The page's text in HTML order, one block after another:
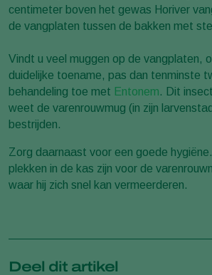
centimeter boven het gewas Horiver
de vangplaten tussen de bakken met
Vindt u veel muggen op de vangplaten,
duidelijke toename, pas dan tenminste
behandeling toe met Entonem. Dit
weet de varenrouwmug (in zijn
bestrijden.
Zorg daarnaast voor een goede
plekken in de kas zijn voor de
waar hij zich snel kan vermeerderen.
Deel dit artikel